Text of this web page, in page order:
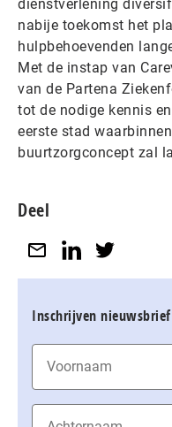
dienstverlening
nabije toekomst het
hulpbehoevenden
Met de instap van
van de Partena
tot de nodige kennis
eerste stad
buurtzorgconcept zal
Deel
Inschrijven